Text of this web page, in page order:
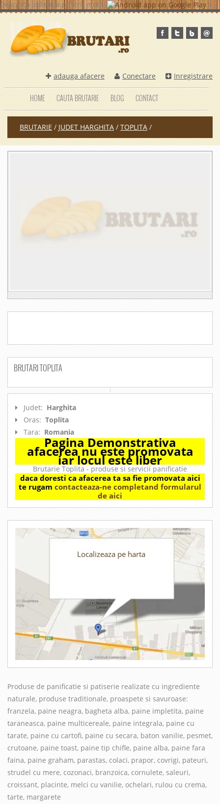
Descarca aplicatia pentru mobil x
adauga afacere Conectare Inregistrare
HOME CAUTA BRUTARIE BLOG CONTACT
BRUTARIE / JUDET HARGHITA / TOPLITA /
BRUTARI TOPLITA
Judet: Harghita
Oras: Toplita
Tara: Romania
Pagina Demonstrativa
afacerea nu este promovata
iar locul este liber
Brutarie Toplita - produse si servicii panificatie
daca doresti ca afacerea ta sa fie promovata aici
te rugam contacteaza-ne completand formularul
de aici
Localizeaza pe harta
Produse de panificatie si patiserie realizate cu ingrediente
naturale, produse traditionale, proaspete si savuroase:
franzela, paine neagra, bagheta alba, paine impletita, paine
taraneasca, paine multicereale, paine integrala, paine cu
tarate, paine cu cartofi, paine cu secara, baton vanilie, pesmet,
crutoane, paine toast, paine tip chifle, paine alba, paine fara
faina, paine graham, parastas, colaci, prapor, covrigi, pateuri,
strudel cu mere, cozonaci, branzoica, cornulete, saleuri,
croissant, placinte, melci cu vanilie, ochelari, rulou cu crema,
tarte, margarete